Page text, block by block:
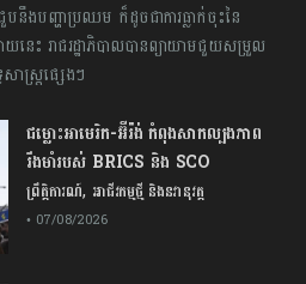
នឹង​បញ្ហាប្រឈម ក៏ដូចជាការធ្លាក់​ចុះនៃ
ោយនេះ​ រាជរដ្ឋាភិបាល​បាន​ព្យាយាម​ជួយសម្រួល​
ាស្ត្រផ្សេងៗ
ជម្លោះ​អាមេរិក​-​អ៊ីរ៉ង់​ ​កំពុង​សាកល្បង​ភាព​
រឹងមាំ​របស់​ ​BRICS​ ​និង​ ​SCO​
ព្រឹត្តិការណ៍, អាជីវកម្មថ្មី និងនវានុវត្ត
• 07/08/2026